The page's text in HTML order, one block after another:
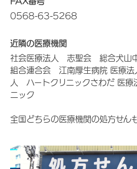
0568-63-5268
近隣の医療機関
社会医療法人 志聖会 総合犬山
組合連合会 江南厚生病院 医療
人 ハートクリニックさわだ 医
ニック
全国どちらの医療機関の処方せん